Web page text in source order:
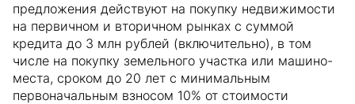
предложения действуют на покупку недвижимости
на первичном и вторичном рынках с суммой
кредита до 3 млн рублей (включительно), в том
числе на покупку земельного участка или машино-
места, сроком до 20 лет с минимальным
первоначальным взносом 10% от стоимости